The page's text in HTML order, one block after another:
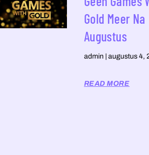
Gold Meer Na
Augustus
admin augustus 4,
READ MORE